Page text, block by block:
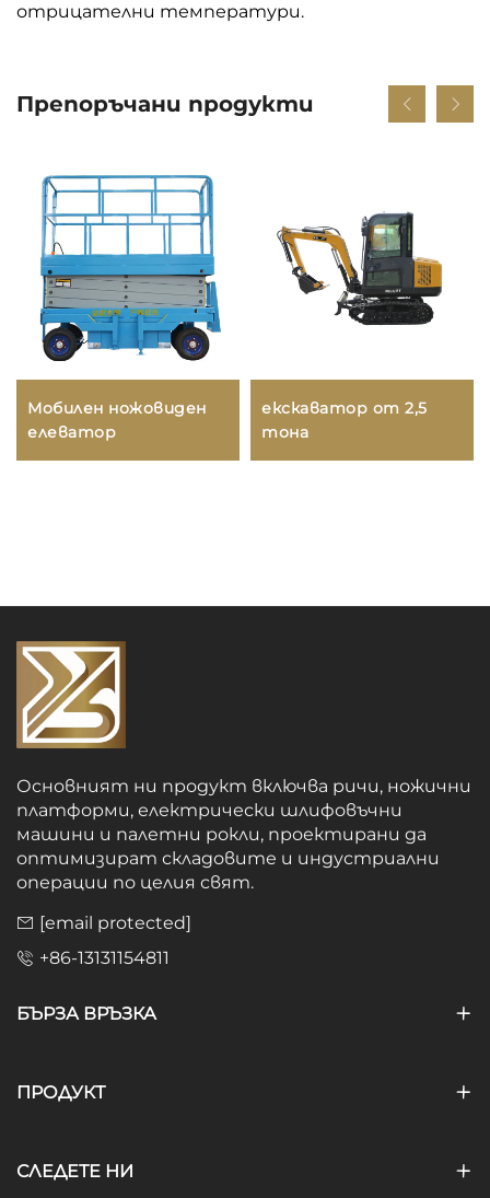
отрицателни температури.
Препоръчани продукти
Мобилен ножовиден
елеватор
екскаватор от 2,5
тона
Основният ни продукт включва ричи, ножични
платформи, електрически шлифовъчни
машини и палетни рокли, проектирани да
оптимизират складовите и индустриални
операции по целия свят.
[email protected]
+86-13131154811
БЪРЗА ВРЪЗКА
ПРОДУКТ
СЛЕДЕТЕ НИ